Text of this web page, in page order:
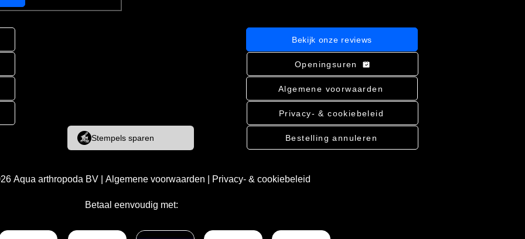
Bekijk onze reviews
Openingsuren
Algemene voorwaarden
Stempels sparen
Privacy- & cookiebeleid
Bestelling annuleren
Aqua arthropoda BV Algemene voorwaarden Privacy- & cookiebeleid
Betaal eenvoudig met: